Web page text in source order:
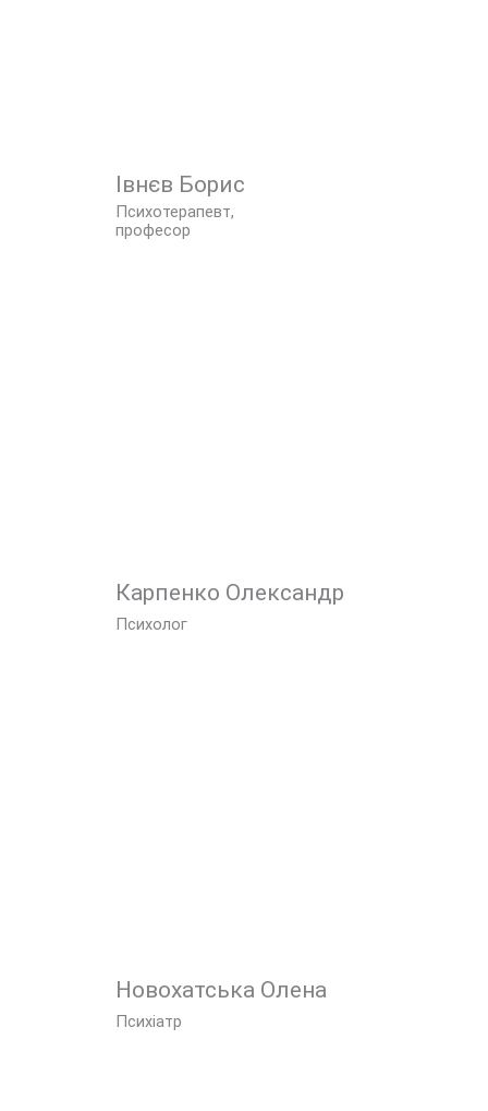
Івнєв Борис
Психотерапевт,
професор
Карпенко Олександр
Психолог
Новохатська Олена
Психіатр